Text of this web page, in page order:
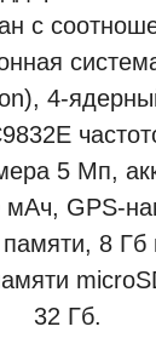
с
4-
5 Мп,
GPS-
8 Гб
32 Гб.